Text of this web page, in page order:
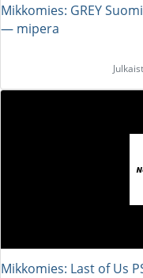
Mikkomies: GREY
― mipera
Mikkomies: Last of Us